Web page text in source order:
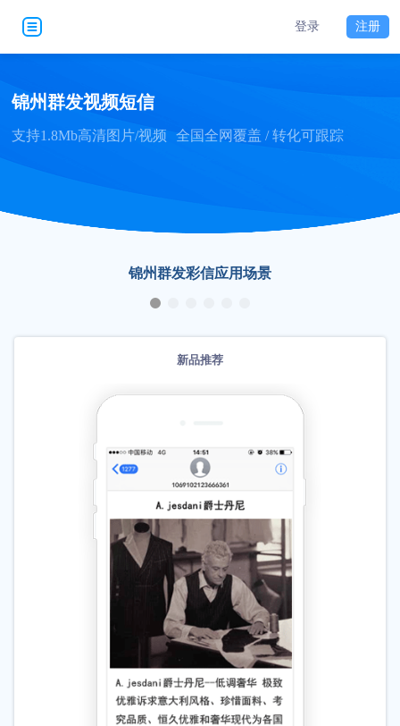
登录 注册
锦州群发视频短信
支持1.8Mb高清图片/视频 全国全网覆盖 / 转化可跟踪
锦州群发彩信应用场景
新品推荐